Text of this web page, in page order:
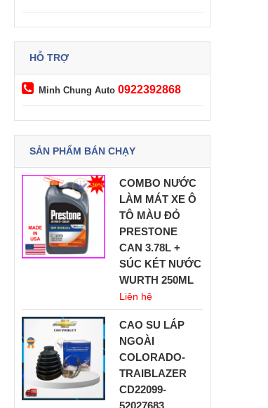
HỖ TRỢ
Minh Chung Auto 0922392868
SẢN PHẨM BÁN CHẠY
COMBO NƯỚC
LÀM MÁT XE Ô
TÔ MÀU ĐỎ
PRESTONE
CAN 3.78L +
SÚC KÉT NƯỚC
WURTH 250ML
Liên hệ
CAO SU LÁP
NGOÀI
COLORADO-
TRAIBLAZER
CD22099-
52027683